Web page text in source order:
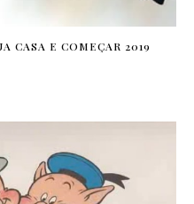
CASA E COMEÇAR 2019